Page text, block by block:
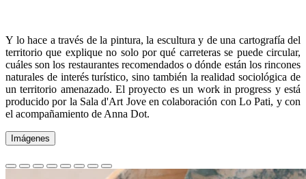
Y lo hace a través de la pintura, la escultura y de una cartografía del
territorio que explique no solo por qué carreteras se puede circular,
cuáles son los restaurantes recomendados o dónde están los rincones
naturales de interés turístico, sino también la realidad sociológica de
un territorio amenazado. El proyecto es un work in progress y está
producido por la Sala d'Art Jove en colaboración con Lo Pati, y con
el acompañamiento de Anna Dot.
Imágenes